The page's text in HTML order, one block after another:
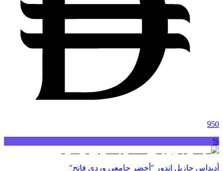
950
%
أديداس جازيل إندور "أخضر جامعي وردي فاتح"